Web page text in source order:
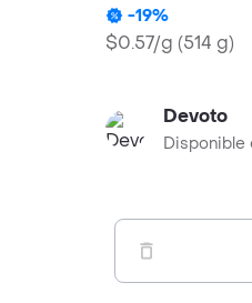
-19%
$0.57/g (514 g)
Devoto
Disponible